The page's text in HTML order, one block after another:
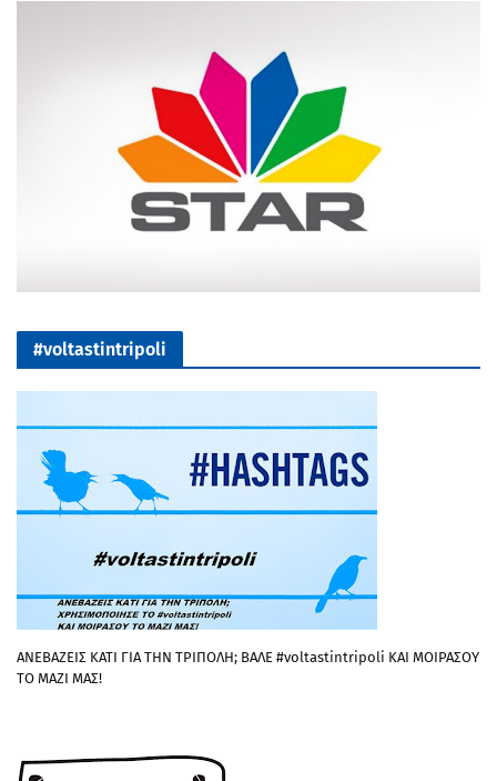
#voltastintripoli
ΑΝΕΒΑΖΕΙΣ ΚΑΤΙ ΓΙΑ ΤΗΝ ΤΡΙΠΟΛΗ; ΒΑΛΕ #voltastintripoli ΚΑΙ ΜΟΙΡΑΣΟΥ
ΤΟ ΜΑΖΙ ΜΑΣ!